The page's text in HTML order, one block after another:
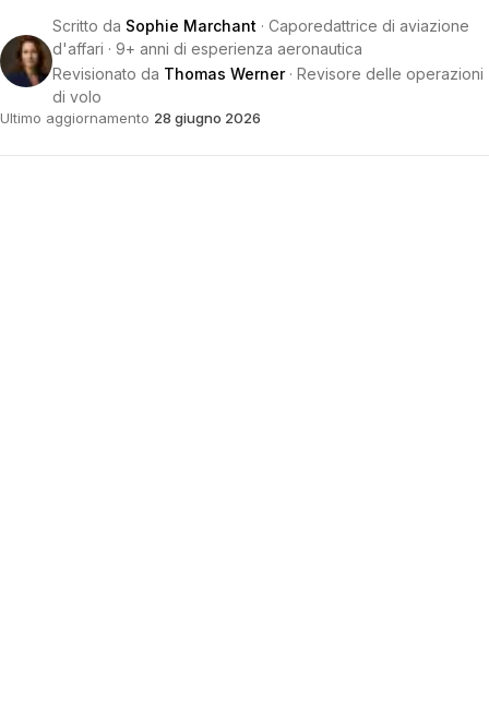
Scritto da Sophie Marchant · Caporedattrice di aviazione
d'affari · 9+ anni di esperienza aeronautica
Revisionato da Thomas Werner· Revisore delle operazioni
di volo
Ultimo aggiornamento 28 giugno 2026